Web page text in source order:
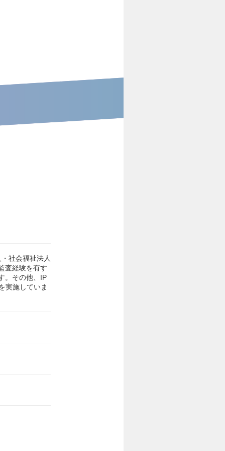
社会福祉法人
査経験を有す
。その他、IP
実施していま